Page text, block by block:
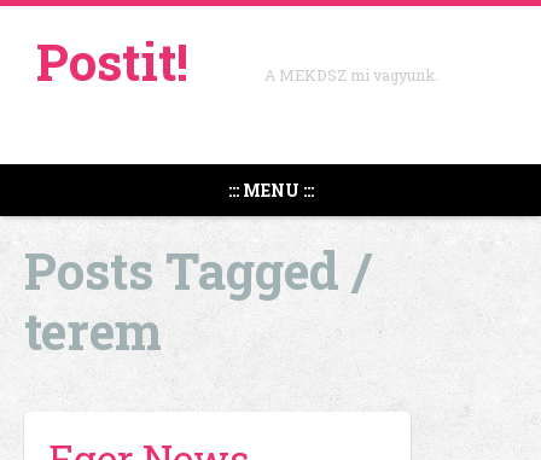
Postit! A MEKDSZ mi vagyunk.
::: MENU :::
Posts Tagged /
terem